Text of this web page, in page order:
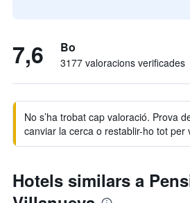
7,6 Bo
3177 valoracions verificades
No s’ha trobat cap valoració. Prova
canviar la cerca o restablir-ho tot per
Hotels similars a